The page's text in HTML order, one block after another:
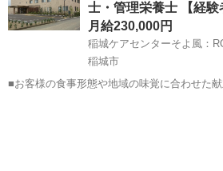
全国5万件以上の求人を多...士・管理栄養士 【経
月給230,000円
稲城ケアセンターそよ風：
稲城市
■お客様の食事形態や地域の味覚に合わせた献